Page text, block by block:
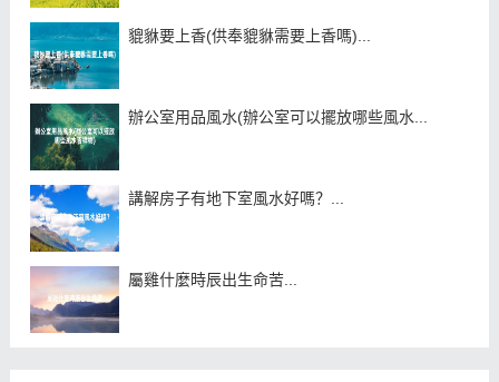
貔貅要上香(供奉貔貅需要上香嗎)...
辦公室用品風水(辦公室可以擺放哪些風水...
講解房子有地下室風水好嗎？...
屬雞什麼時辰出生命苦...